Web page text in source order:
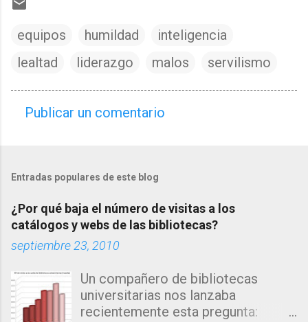
equipos humildad
inteligencia
lealtad
liderazgo malos servilismo
e
t
a
i
Publicar un comentario
Entradas populares de este blog
¿Por qué baja el número de visitas a los
catálogos y webs de las bibliotecas?
septiembre 23, 2010
Un compañero de bibliotecas
universitarias nos lanzaba
recientemente esta pregunta: